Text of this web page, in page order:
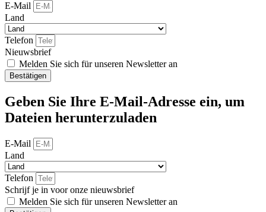
E-Mail
Land
Telefon
Nieuwsbrief
Melden Sie sich für unseren Newsletter an
Bestätigen
Geben Sie Ihre E-Mail-Adresse ein, um
Dateien herunterzuladen
E-Mail
Land
Telefon
Schrijf je in voor onze nieuwsbrief
Melden Sie sich für unseren Newsletter an